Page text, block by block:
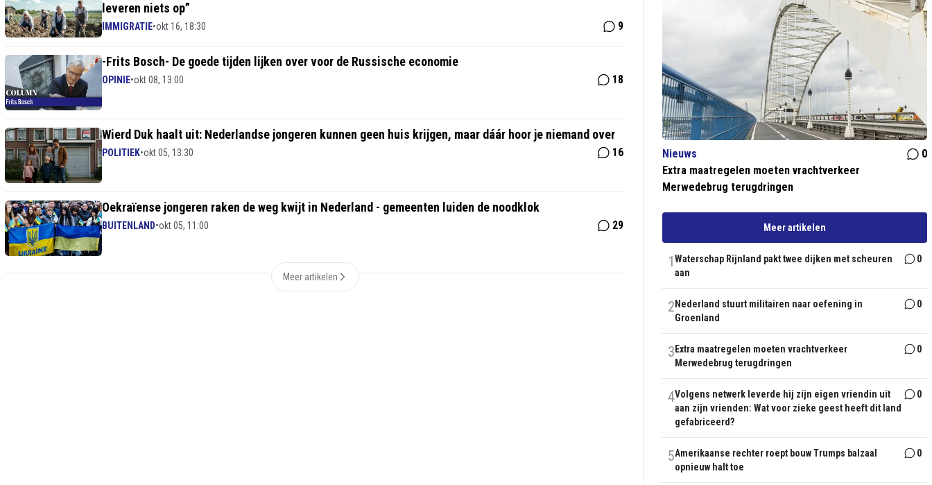
leveren niets op”
IMMIGRATIE•okt 16, 18:30 9
-Frits Bosch- De goede tijden lijken over voor de Russische economie
OPINIE•okt 08, 13:00 18
Wierd Duk haalt uit: Nederlandse jongeren kunnen geen huis krijgen, maar dáár hoor je niemand over
POLITIEK•okt 05, 13:30 16
Oekraïense jongeren raken de weg kwijt in Nederland - gemeenten luiden de noodklok
BUITENLAND•okt 05, 11:00 29
Meer artikelen
Nieuws
0
Extra maatregelen moeten vrachtverkeer
Merwedebrug terugdringen
Meer artikelen
1Waterschap Rijnland pakt twee dijken met scheuren
aan
0
2 Nederland stuurt militairen naar oefening in
Groenland
0
3 Extra maatregelen moeten vrachtverkeer
Merwedebrug terugdringen
0
4Volgens netwerk leverde hij zijn eigen vriendin uit
aan zijn vrienden: Wat voor zieke geest heeft dit land
gefabriceerd?
0
5Amerikaanse rechter roept bouw Trumps balzaal
opnieuw halt toe
0